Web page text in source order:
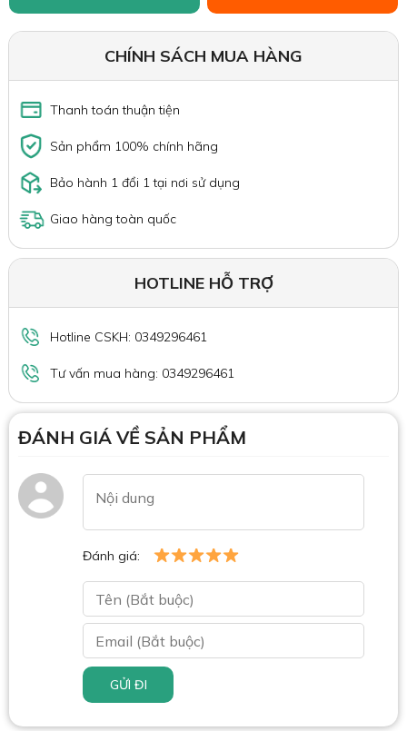
CHÍNH SÁCH MUA HÀNG
Thanh toán thuận tiện
Sản phẩm 100% chính hãng
Bảo hành 1 đổi 1 tại nơi sử dụng
Giao hàng toàn quốc
HOTLINE HỖ TRỢ
Hotline CSKH: 0349296461
Tư vấn mua hàng: 0349296461
ĐÁNH GIÁ VỀ SẢN PHẨM
Đánh giá:
GỬI ĐI